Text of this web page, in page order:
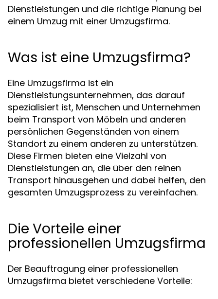
Dienstleistungen und die richtige Planung bei
einem Umzug mit einer Umzugsfirma.
Was ist eine Umzugsfirma?
Eine Umzugsfirma ist ein
Dienstleistungsunternehmen, das darauf
spezialisiert ist, Menschen und Unternehmen
beim Transport von Möbeln und anderen
persönlichen Gegenständen von einem
Standort zu einem anderen zu unterstützen.
Diese Firmen bieten eine Vielzahl von
Dienstleistungen an, die über den reinen
Transport hinausgehen und dabei helfen, den
gesamten Umzugsprozess zu vereinfachen.
Die Vorteile einer
professionellen Umzugsfirma
Der Beauftragung einer professionellen
Umzugsfirma bietet verschiedene Vorteile: